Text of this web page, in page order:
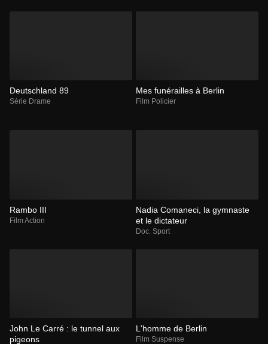
Deutschland 89
Série Drame
Mes funérailles à Berlin
Film Policier
Rambo III
Film Action
Nadia Comaneci, la gymnaste
et le dictateur
Doc. Sport
John Le Carré : le tunnel aux
pigeons
L'homme de Berlin
Film Suspense